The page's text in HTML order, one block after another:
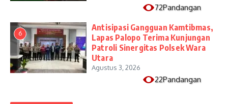
72Pandangan
6
Antisipasi Gangguan Kamtibmas,
Lapas Palopo Terima Kunjungan
Patroli Sinergitas Polsek Wara
Utara
Agustus 3, 2026
22Pandangan